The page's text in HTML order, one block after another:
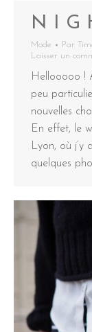
N I G
Mode Par
Laisser un
Hellooooo !
peu
nouvelles
En effet, le
Lyon, où j’y
quelques